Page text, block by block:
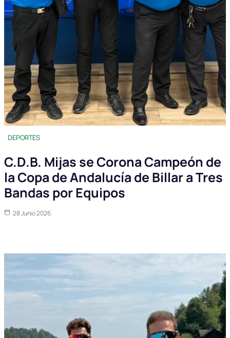
DEPORTES
C.D.B. Mijas se Corona Campeón de
la Copa de Andalucía de Billar a Tres
Bandas por Equipos
28 Junio 2026